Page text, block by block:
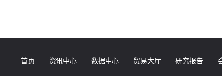
首页 资讯中心 数据中心 贸易大厅 研究报告